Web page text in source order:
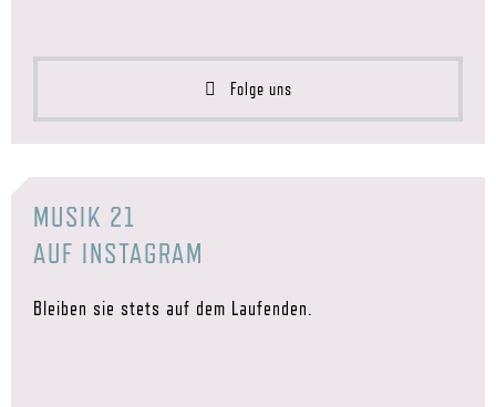
Folge uns
MUSIK 21
AUF INSTAGRAM
Bleiben sie stets auf dem Laufenden.